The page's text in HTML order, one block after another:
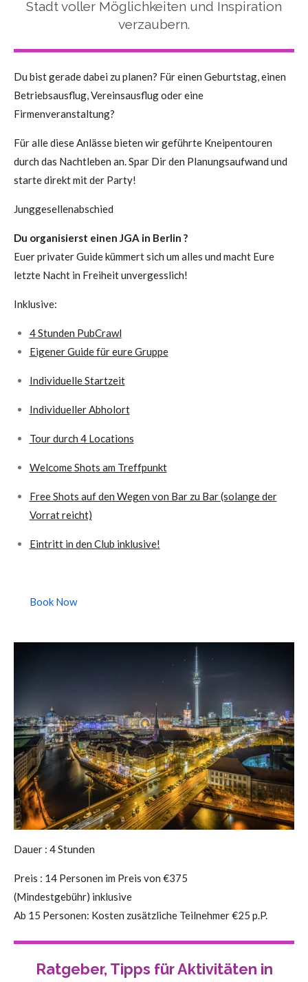
Stadt voller Möglichkeiten und Inspiration
verzaubern.
Du bist gerade dabei zu planen? Für einen Geburtstag, einen
Betriebsausflug, Vereinsausflug oder eine
Firmenveranstaltung?
Für alle diese Anlässe bieten wir geführte Kneipentouren
durch das Nachtleben an. Spar Dir den Planungsaufwand und
starte direkt mit der Party!
Junggesellenabschied
Du organisierst einen JGA in Berlin ?
Euer privater Guide kümmert sich um alles und macht Eure
letzte Nacht in Freiheit unvergesslich!
Inklusive:
4 Stunden PubCrawl
Eigener Guide für eure Gruppe
Individuelle Startzeit
Individueller Abholort
Tour durch 4 Locations
Welcome Shots am Treffpunkt
Free Shots auf den Wegen von Bar zu Bar (solange der
Vorrat reicht)
Eintritt in den Club inklusive!
Book Now
Dauer : 4 Stunden
Preis : 14 Personen im Preis von €375
(Mindestgebühr) inklusive
Ab 15 Personen: Kosten zusätzliche Teilnehmer €25 p.P.
Ratgeber, Tipps für Aktivitäten in